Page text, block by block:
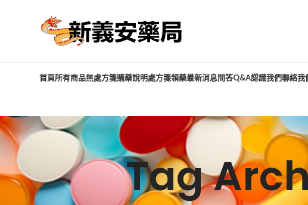
首頁所有商品無處方箋購藥說明處方箋領藥最新消息問答Q&A認識我們聯絡我
Tag